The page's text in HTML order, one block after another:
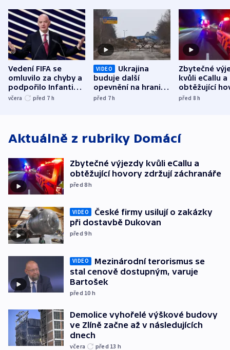
Vedení FIFA se
omluvilo za chyby a
podpořilo Infantina.
UEFA trvá na
včera před 7 h
VIDEO
Ukrajina
buduje další
opevnění na hranici
s Běloruskem
před 7h
Zbytečné
kvůli eCallu a
obtěžující
zdržují
před 8h
Aktuálně z rubriky Domácí
Zbytečné výjezdy kvůli eCallu a
obtěžující hovory zdržují záchranáře
před 8h
VIDEO
České firmy usilují o zakázky
při dostavbě Dukovan
před 9h
VIDEO
Mezinárodní terorismus se
stal cenově dostupným, varuje
Bartošek
před 10 h
Demolice vyhořelé výškové budovy
ve Zlíně začne až v následujících
dnech
včera před 13 h